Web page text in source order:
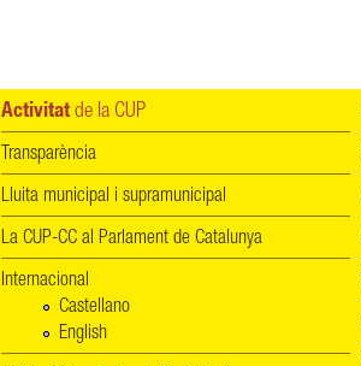
Activitat de la CUP
Transparència
Lluita municipal i supramunicipal
La CUP-CC al Parlament de Catalunya
Internacional
Castellano
English